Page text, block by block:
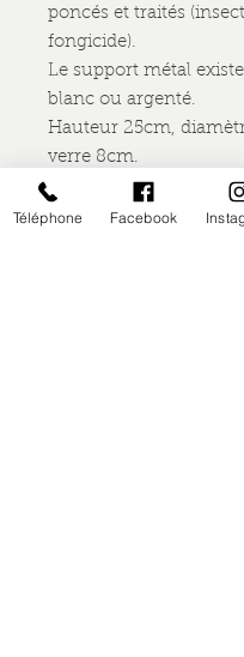
poncés et traités
fongicide).
Le support métal
blanc ou argenté.
Hauteur 25cm,
verre 8cm.
Expédition colissimo.
Téléphone Facebook